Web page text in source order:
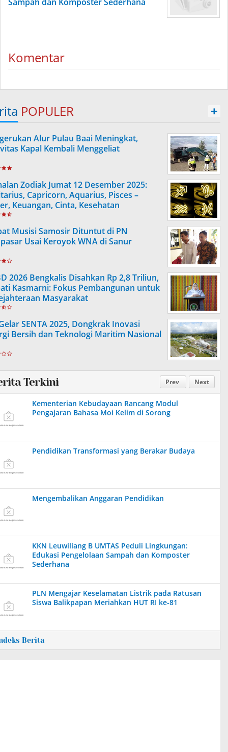
Komentar
POPULER +
Alur Pulau Baai Meningkat,
Kapal Kembali Menggeliat
Zodiak Jumat 12 Desember 2025:
Capricorn, Aquarius, Pisces –
Keuangan, Cinta, Kesehatan
Musisi Samosir Dituntut di PN
Usai Keroyok WNA di Sanur
2026 Bengkalis Disahkan Rp 2,8 Triliun,
Kasmarni: Fokus Pembangunan untuk
Masyarakat
SENTA 2025, Dongkrak Inovasi
Bersih dan Teknologi Maritim Nasional
Prev Next
Terkini
Kementerian Kebudayaan Rancang Modul
Pengajaran Bahasa Moi Kelim di Sorong
Pendidikan Transformasi yang Berakar Budaya
Mengembalikan Anggaran Pendidikan
KKN Leuwiliang B UMTAS Peduli Lingkungan:
Edukasi Pengelolaan Sampah dan Komposter
Sederhana
PLN Mengajar Keselamatan Listrik pada Ratusan
Siswa Balikpapan Meriahkan HUT RI ke-81
Berita